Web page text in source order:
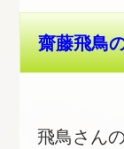
齋藤飛鳥
飛鳥さん